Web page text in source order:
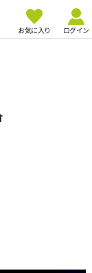
お気に入り ログイン